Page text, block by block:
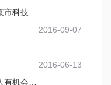
2016-09-07
2016-06-13